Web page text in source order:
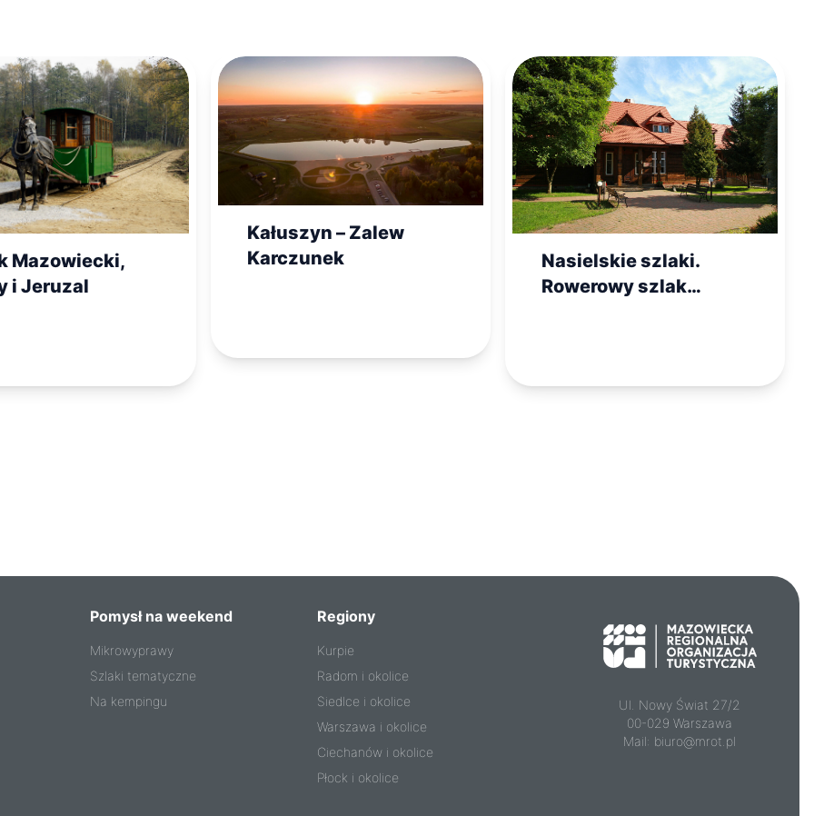
Mazowiecki,
i Jeruzal
Kałuszyn – Zalew
Karczunek
Nasielskie szlaki.
Rowerowy szlak
Pomysł na weekend
Mikrowyprawy
Szlaki tematyczne
Na kempingu
Regiony
Kurpie
Radom i okolice
Siedlce i okolice
Warszawa i okolice
Ciechanów i okolice
Płock i okolice
Ul. Nowy Świat 27/2
00-029 Warszawa
Mail: biuro@mrot.pl